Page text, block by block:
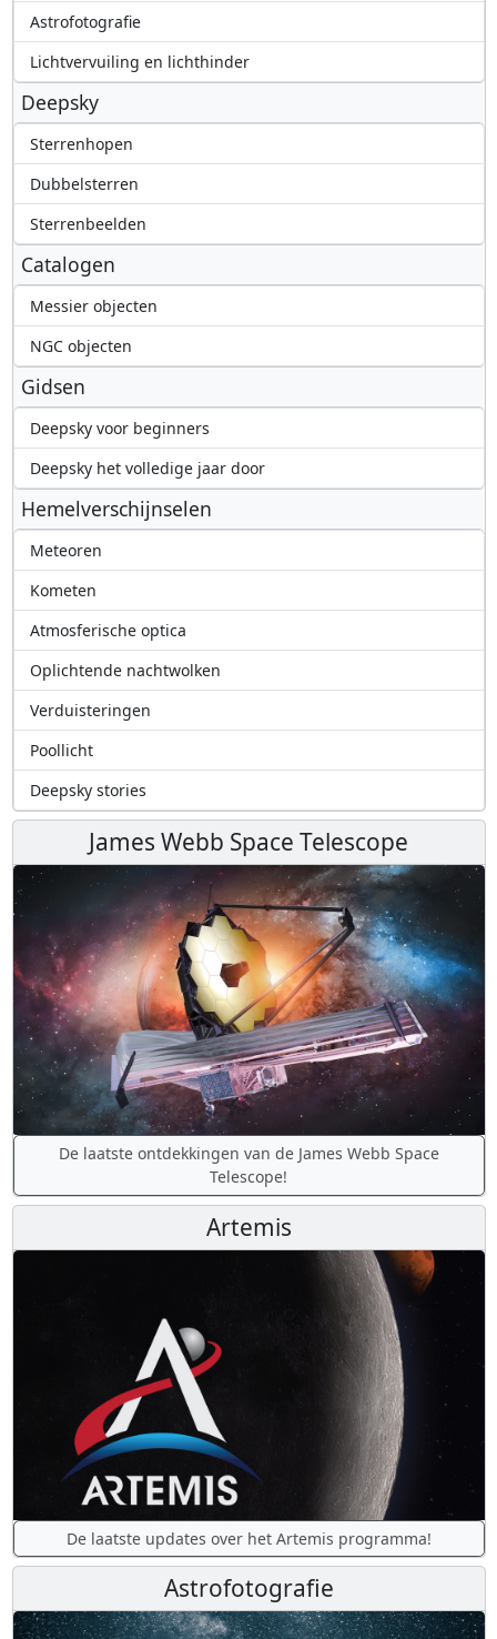
Astrofotografie
Lichtvervuiling en lichthinder
Deepsky
Sterrenhopen
Dubbelsterren
Sterrenbeelden
Catalogen
Messier objecten
NGC objecten
Gidsen
Deepsky voor beginners
Deepsky het volledige jaar door
Hemelverschijnselen
Meteoren
Kometen
Atmosferische optica
Oplichtende nachtwolken
Verduisteringen
Poollicht
Deepsky stories
James Webb Space Telescope
De laatste ontdekkingen van de James Webb Space
Telescope!
Artemis
De laatste updates over het Artemis programma!
Astrofotografie